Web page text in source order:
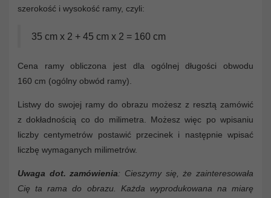
szerokość i wysokość ramy, czyli:
35 cm x 2 + 45 cm x 2 = 160 cm
Cena ramy obliczona jest dla ogólnej długości obwodu
160 cm (ogólny obwód ramy).
Listwy do swojej ramy do obrazu możesz z resztą zamówić
z dokładnością co do milimetra. Możesz więc po wpisaniu
liczby centymetrów postawić przecinek i następnie wpisać
liczbę wymaganych milimetrów.
Uwaga dot. zamówienia: Cieszymy się, że zainteresowała
Cię ta rama do obrazu. Każda wyprodukowana na miarę